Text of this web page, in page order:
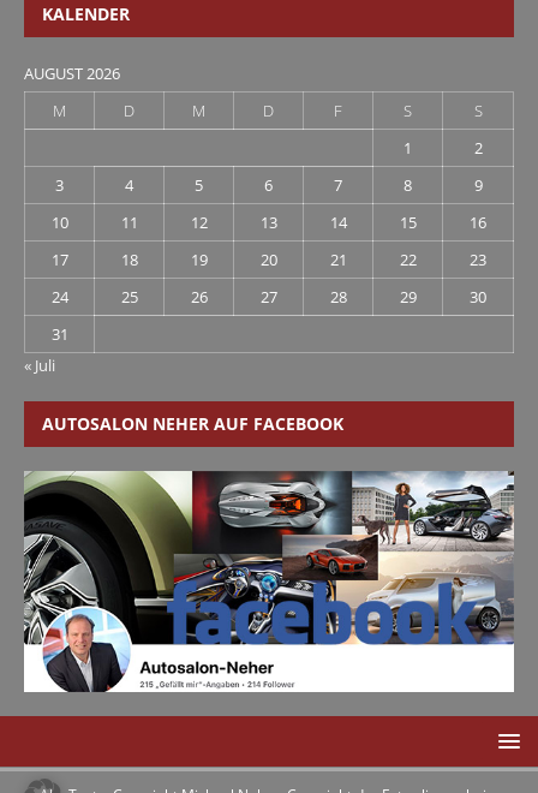
KALENDER
AUGUST 2026
M
D M D F S
S
1
2
3
4 5 6 7 8
9
10
11 12 13 14 15
16
17
18 19 20 21 22
23
24
25 26 27 28 29
30
31
« Juli
AUTOSALON NEHER AUF FACEBOOK